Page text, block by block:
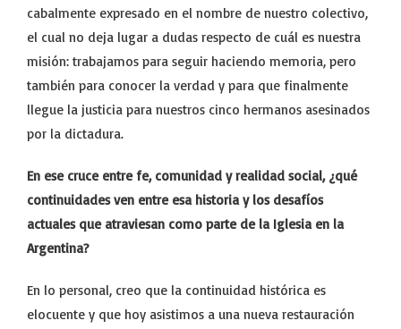
cabalmente expresado en el nombre de nuestro colectivo,
el cual no deja lugar a dudas respecto de cuál es nuestra
misión: trabajamos para seguir haciendo memoria, pero
también para conocer la verdad y para que finalmente
llegue la justicia para nuestros cinco hermanos asesinados
por la dictadura.
En ese cruce entre fe, comunidad y realidad social, ¿qué
continuidades ven entre esa historia y los desafíos
actuales que atraviesan como parte de la Iglesia en la
Argentina?
En lo personal, creo que la continuidad histórica es
elocuente y que hoy asistimos a una nueva restauración